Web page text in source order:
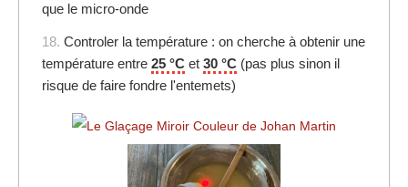
que le micro-onde
18. Controler la température : on cherche à obtenir une
température entre 25 °C et 30 °C (pas plus sinon il
risque de faire fondre l'entemets)